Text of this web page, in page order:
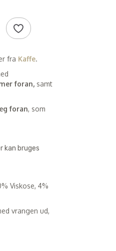
fra Kaffe.
foran, samt
foran, som
kan bruges
Viskose, 4%
vrangen ud,